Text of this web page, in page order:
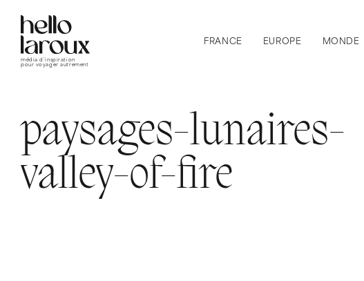
média d’inspiration
pour voyager autrement
FRANCE EUROPE MONDE
paysages-lunaires-
valley-of-fire